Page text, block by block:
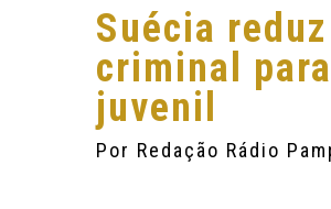
Suécia
criminal
juvenil
Por Redação Rádio